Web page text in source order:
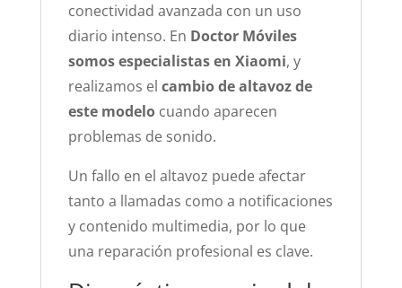
conectividad avanzada con un uso
diario intenso. En Doctor Móviles
somos especialistas en Xiaomi, y
realizamos el cambio de altavoz de
este modelocuando aparecen
problemas de sonido.
Un fallo en el altavoz puede afectar
tanto a llamadas como a notificaciones
y contenido multimedia, por lo que
una reparación profesional es clave.